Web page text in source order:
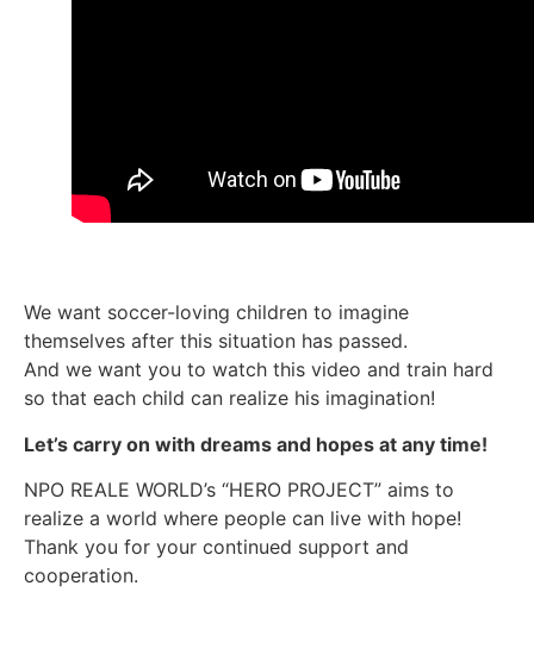
We want soccer-loving children to imagine
themselves after this situation has passed.
And we want you to watch this video and train hard
so that each child can realize his imagination!
Let’s carry on with dreams and hopes at any time!
NPO REALE WORLD’s “HERO PROJECT” aims to
realize a world where people can live with hope!
Thank you for your continued support and
cooperation.